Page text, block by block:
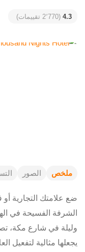
ملخص الصور
ضع علامتك التجارية أو
الشرفة الفسيحة في
وليلة في شارع مكة،
يجعلها مثالية لتفعيل